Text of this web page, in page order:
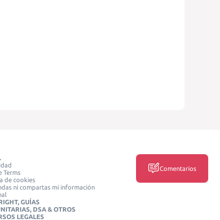
Terms
de cookies
ni compartas mi información
GUÍAS
DSA & OTROS
LEGALES
Comentarios